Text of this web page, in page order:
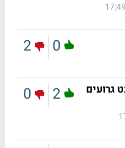
0
2
גרועים
2
0